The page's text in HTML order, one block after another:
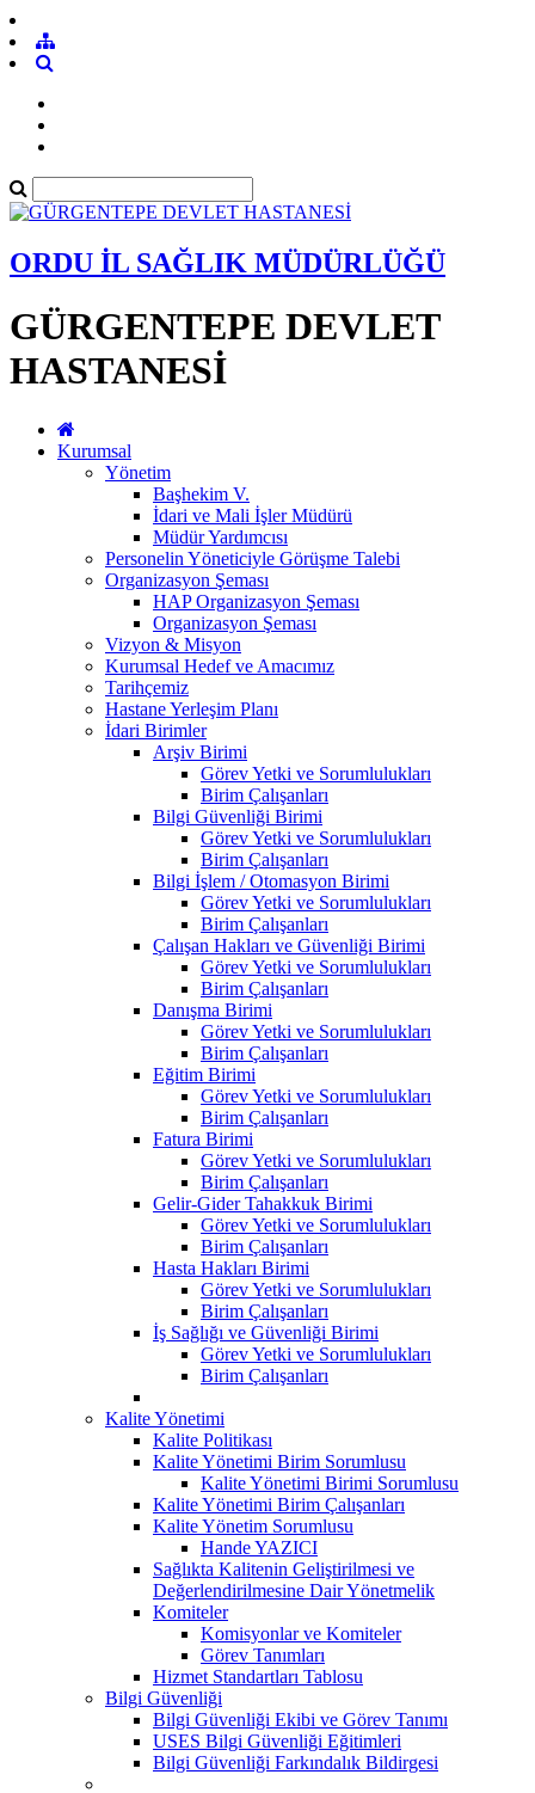
ORDU İL SAĞLIK MÜDÜRLÜĞÜ
GÜRGENTEPE DEVLET
HASTANESİ
Kurumsal
Yönetim
Başhekim V.
İdari ve Mali İşler Müdürü
Müdür Yardımcısı
Personelin Yöneticiyle Görüşme Talebi
Organizasyon Şeması
HAP Organizasyon Şeması
Organizasyon Şeması
Vizyon & Misyon
Kurumsal Hedef ve Amacımız
Tarihçemiz
Hastane Yerleşim Planı
İdari Birimler
Arşiv Birimi
Görev Yetki ve Sorumlulukları
Birim Çalışanları
Bilgi Güvenliği Birimi
Görev Yetki ve Sorumlulukları
Birim Çalışanları
Bilgi İşlem / Otomasyon Birimi
Görev Yetki ve Sorumlulukları
Birim Çalışanları
Çalışan Hakları ve Güvenliği Birimi
Görev Yetki ve Sorumlulukları
Birim Çalışanları
Danışma Birimi
Görev Yetki ve Sorumlulukları
Birim Çalışanları
Eğitim Birimi
Görev Yetki ve Sorumlulukları
Birim Çalışanları
Fatura Birimi
Görev Yetki ve Sorumlulukları
Birim Çalışanları
Gelir-Gider Tahakkuk Birimi
Görev Yetki ve Sorumlulukları
Birim Çalışanları
Hasta Hakları Birimi
Görev Yetki ve Sorumlulukları
Birim Çalışanları
İş Sağlığı ve Güvenliği Birimi
Görev Yetki ve Sorumlulukları
Birim Çalışanları
Kalite Yönetimi
Kalite Politikası
Kalite Yönetimi Birim Sorumlusu
Kalite Yönetimi Birimi Sorumlusu
Kalite Yönetimi Birim Çalışanları
Kalite Yönetim Sorumlusu
Hande YAZICI
Sağlıkta Kalitenin Geliştirilmesi ve
Değerlendirilmesine Dair Yönetmelik
Komiteler
Komisyonlar ve Komiteler
Görev Tanımları
Hizmet Standartları Tablosu
Bilgi Güvenliği
Bilgi Güvenliği Ekibi ve Görev Tanımı
USES Bilgi Güvenliği Eğitimleri
Bilgi Güvenliği Farkındalık Bildirgesi